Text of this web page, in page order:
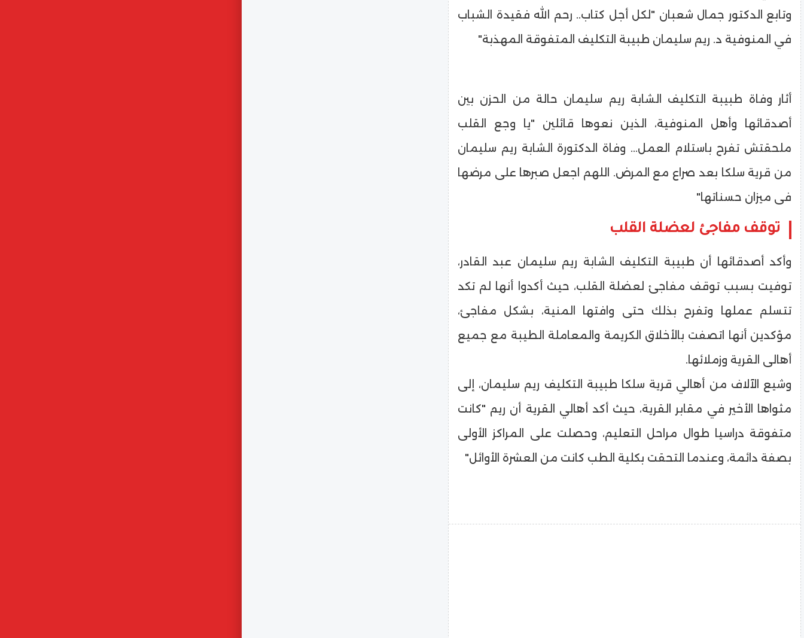
وتابع الدكتور جمال شعبان "لكل أجل كتاب.. رحم الله فقيدة الشباب
في المنوفية د. ريم سليمان طبيبة التكليف المتفوقة المهذبة"
أثار وفاة طبيبة التكليف الشابة ريم سليمان حالة من الحزن بين
أصدقائها وأهل المنوفية، الذين نعوها قائلين "يا وجع القلب
ملحقتش تفرح باستلام العمل... وفاة الدكتورة الشابة ريم سليمان
من قرية سلكا بعد صراع مع المرض. اللهم اجعل صبرها على مرضها
فى ميزان حسناتها"
توقف مفاجئ لعضلة القلب
وأكد أصدقائها أن طبيبة التكليف الشابة ريم سليمان عبد القادر،
توفيت بسبب توقف مفاجئ لعضلة القلب، حيث أكدوا أنها لم تكد
تتسلم عملها وتفرح بذلك حتى وافتها المنية، بشكل مفاجئ،
مؤكدين أنها اتصفت بالأخلاق الكريمة والمعاملة الطيبة مع جميع
أهالى القرية وزملائها.
وشيع الآلاف من أهالي قرية سلكا طبيبة التكليف ريم سليمان، إلى
مثواها الأخير في مقابر القرية، حيث أكد أهالي القرية أن ريم "كانت
متفوقة دراسيا طوال مراحل التعليم، وحصلت على المراكز الأولى
بصفة دائمة، وعندما التحقت بكلية الطب كانت من العشرة الأوائل"